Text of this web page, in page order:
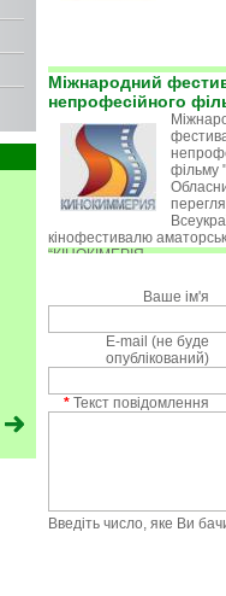
Міжнародний
непрофесійного
фільму
кінофестивалю
“КІНОКІМЕРІЯ ...
Ваше ім'я
E-mail (не буде
опублікований)
* Текст повідомлення
Введіть число, яке Ви